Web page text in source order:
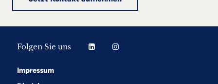
Folgen Sie uns
Impressum